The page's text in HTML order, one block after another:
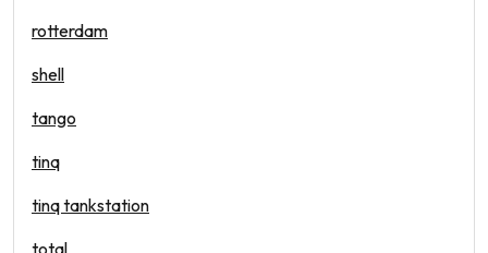
rotterdam
shell
tango
tinq
tinq tankstation